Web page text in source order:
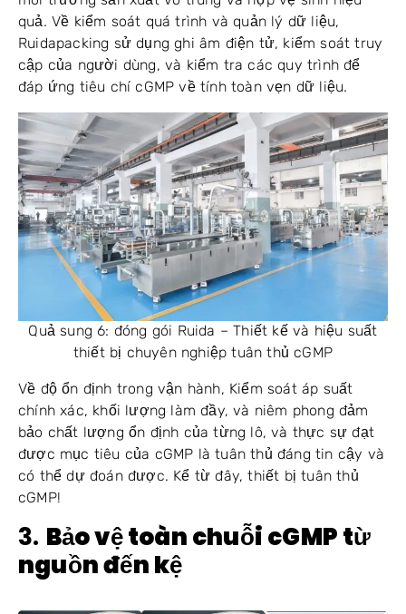
quả. Về kiểm soát quá trình và quản lý dữ liệu,
Ruidapacking sử dụng ghi âm điện tử, kiểm soát truy
cập của người dùng, và kiểm tra các quy trình để
đáp ứng tiêu chí cGMP về tính toàn vẹn dữ liệu.
Quả sung 6: đóng gói Ruida – Thiết kế và hiệu suất
thiết bị chuyên nghiệp tuân thủ cGMP
Về độ ổn định trong vận hành, Kiểm soát áp suất
chính xác, khối lượng làm đầy, và niêm phong đảm
bảo chất lượng ổn định của từng lô, và thực sự đạt
được mục tiêu của cGMP là tuân thủ đáng tin cậy và
có thể dự đoán được. Kể từ đây, thiết bị tuân thủ
cGMP!
3. Bảo vệ toàn chuỗi cGMP từ
nguồn đến kệ